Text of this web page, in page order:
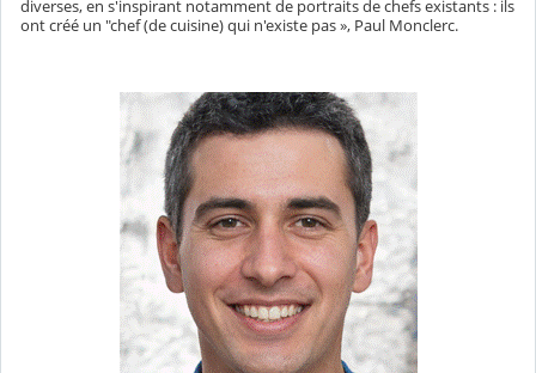
diverses, en s'inspirant notamment de portraits de chefs existants : ils
ont créé un "chef (de cuisine) qui n'existe pas », Paul Monclerc.